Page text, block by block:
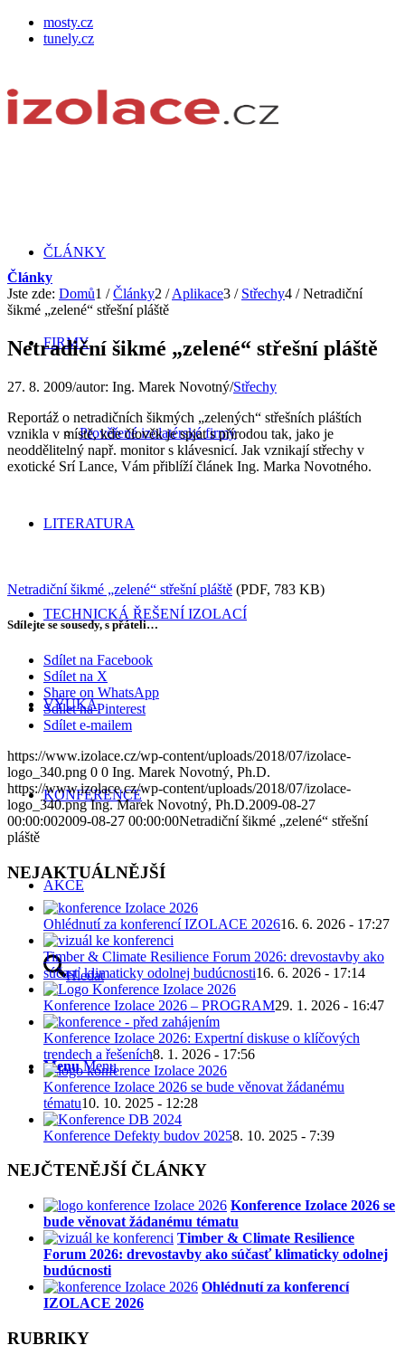
mosty.cz
tunely.cz
ČLÁNKY
FIRMY
Prověřené izolatérské firmy
LITERATURA
TECHNICKÁ ŘEŠENÍ IZOLACÍ
VÝUKA
KONFERENCE
AKCE
Hledat
Menu Menu
Články
Jste zde: Domů1 / Články2 / Aplikace3 / Střechy4 / Netradiční
šikmé „zelené“ střešní pláště
Netradiční šikmé „zelené“ střešní pláště
27. 8. 2009/autor: Ing. Marek Novotný/Střechy
Reportáž o netradičních šikmých „zelených“ střešních pláštích
vznikla v místě, kde člověk je spjat s přírodou tak, jako je
neoddělitelný např. monitor s klávesnicí. Jak vznikají střechy v
exotické Srí Lance, Vám přiblíží článek Ing. Marka Novotného.
Netradiční šikmé „zelené“ střešní pláště (PDF, 783 KB)
Sdílejte se sousedy, s přáteli…
Sdílet na Facebook
Sdílet na X
Share on WhatsApp
Sdílet na Pinterest
Sdílet e-mailem
https://www.izolace.cz/wp-content/uploads/2018/07/izolace-
logo_340.png 0 0 Ing. Marek Novotný, Ph.D.
https://www.izolace.cz/wp-content/uploads/2018/07/izolace-
logo_340.png Ing. Marek Novotný, Ph.D.2009-08-27
00:00:002009-08-27 00:00:00Netradiční šikmé „zelené“ střešní
pláště
NEJAKTUÁLNĚJŠÍ
Ohlédnutí za konferencí IZOLACE 202616. 6. 2026 - 17:27
Timber & Climate Resilience Forum 2026: drevostavby ako
súčasť klimaticky odolnej budúcnosti16. 6. 2026 - 17:14
Konference Izolace 2026 – PROGRAM29. 1. 2026 - 16:47
Konference Izolace 2026: Expertní diskuse o klíčových
trendech a řešeních8. 1. 2026 - 17:56
Konference Izolace 2026 se bude věnovat žádanému
tématu10. 10. 2025 - 12:28
Konference Defekty budov 20258. 10. 2025 - 7:39
NEJČTENĚJŠÍ ČLÁNKY
Konference Izolace 2026 se
bude věnovat žádanému tématu
Timber & Climate Resilience
Forum 2026: drevostavby ako súčasť klimaticky odolnej
budúcnosti
Ohlédnutí za konferencí
IZOLACE 2026
RUBRIKY